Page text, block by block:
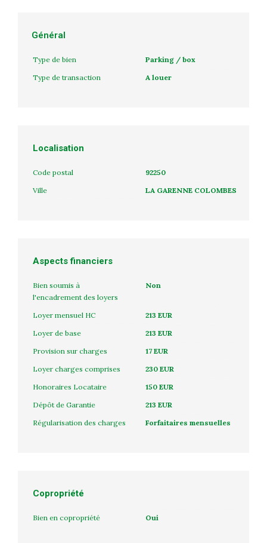
Général
Type de bien
Parking / box
Type de transaction
A louer
Localisation
Code postal
92250
Ville
LA GARENNE COLOMBES
Aspects financiers
Bien soumis à
l'encadrement des loyers
Non
Loyer mensuel HC
213 EUR
Loyer de base
213 EUR
Provision sur charges
17 EUR
Loyer charges comprises
230 EUR
Honoraires Locataire
150 EUR
Dépôt de Garantie
213 EUR
Régularisation des charges
Forfaitaires mensuelles
Copropriété
Bien en copropriété Oui